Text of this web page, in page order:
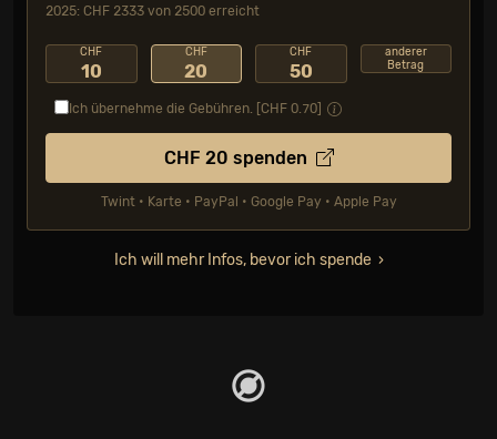
2025: CHF 2333 von 2500 erreicht
CHF
10
CHF
20
CHF
50
anderer
Betrag
Ich übernehme die Gebühren. [CHF 0.70
CHF 20 spenden
Twint • Karte • PayPal • Google Pay • Apple Pay
Ich will mehr Infos, bevor ich spende